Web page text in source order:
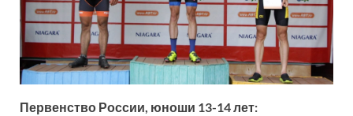
Первенство России, юноши 13-14 лет: